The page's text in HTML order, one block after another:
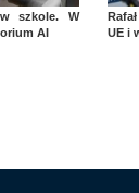
szkole. W
AI
UE i